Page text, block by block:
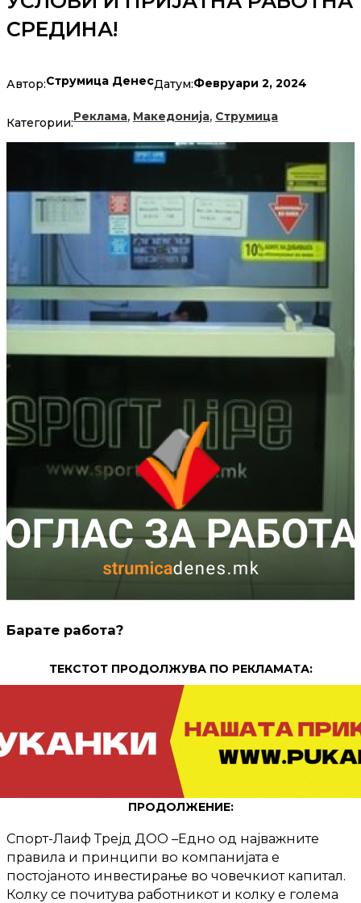
СРЕДИНА!
Автор:Струмица ДенесДатум:Февруари 2, 2024
Категории:Реклама, Македонија, Струмица
Барате работа?
ТЕКСТОТ ПРОДОЛЖУВА ПО РЕКЛАМАТА:
ПРОДОЛЖЕНИЕ:
Спорт-Лаиф Трејд ДОО –Едно од најважните
правила и принципи во компанијата е
постојаното инвестирање во човечкиот капитал.
Колку се почитува работникот и колку е голема